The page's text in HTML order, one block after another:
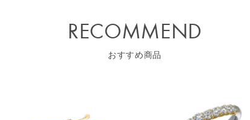
RECOMMEND
おすすめ商品